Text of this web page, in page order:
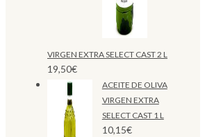
VIRGEN EXTRA SELECT CAST 2 L
19,50€
ACEITE DE OLIVA
VIRGEN EXTRA
SELECT CAST 1 L
10,15€